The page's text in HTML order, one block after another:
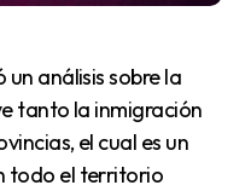
tanto la inmigración
el cual es un
todo el territorio